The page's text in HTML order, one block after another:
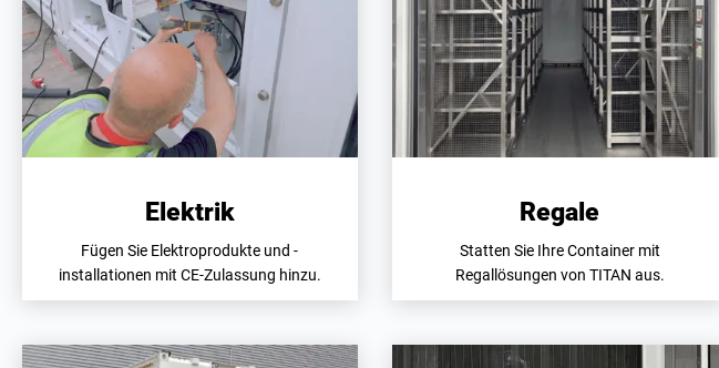
Elektrik
Fügen Sie Elektroprodukte und -
installationen mit CE-Zulassung hinzu.
Regale
Statten Sie Ihre Container mit
Regallösungen von TITAN aus.